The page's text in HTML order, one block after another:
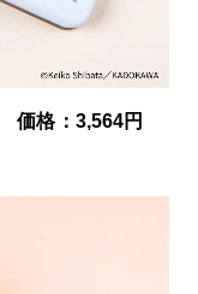
価格：3,564円